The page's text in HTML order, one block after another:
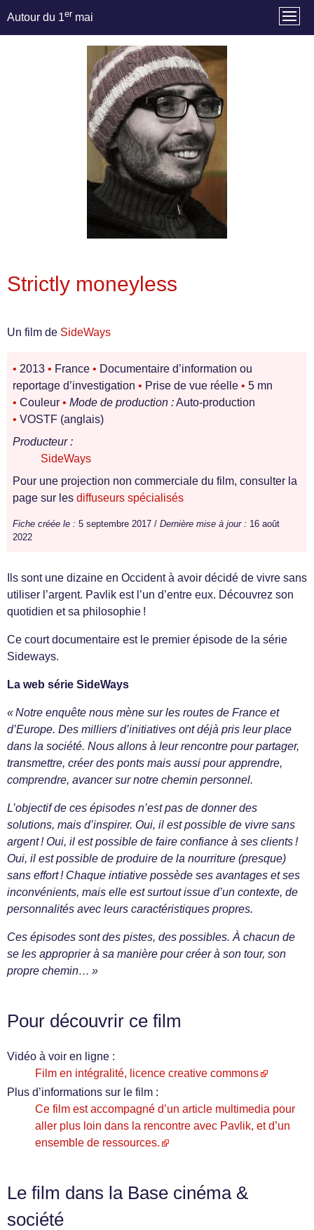
Autour du 1er mai
Strictly moneyless
Un film de SideWays
• 2013 • France • Documentaire d’information ou
reportage d’investigation • Prise de vue réelle • 5 mn
• Couleur • Mode de production :Auto-production
• VOSTF (anglais)
Producteur :
SideWays
Pour une projection non commerciale du film, consulter la
page sur les diffuseurs spécialisés
Fiche créée le : 5 septembre 2017 / Dernière mise à jour : 16 août
2022
Ils sont une dizaine en Occident à avoir décidé de vivre sans
utiliser l’argent. Pavlik est l’un d’entre eux. Découvrez son
quotidien et sa philosophie !
Ce court documentaire est le premier épisode de la série
Sideways.
La web série SideWays
« Notre enquête nous mène sur les routes de France et
d’Europe. Des milliers d’initiatives ont déjà pris leur place
dans la société. Nous allons à leur rencontre pour partager,
transmettre, créer des ponts mais aussi pour apprendre,
comprendre, avancer sur notre chemin personnel.
L’objectif de ces épisodes n’est pas de donner des
solutions, mais d’inspirer. Oui, il est possible de vivre sans
argent ! Oui, il est possible de faire confiance à ses clients !
Oui, il est possible de produire de la nourriture (presque)
sans effort ! Chaque intiative possède ses avantages et ses
inconvénients, mais elle est surtout issue d’un contexte, de
personnalités avec leurs caractéristiques propres.
Ces épisodes sont des pistes, des possibles. À chacun de
se les approprier à sa manière pour créer à son tour, son
propre chemin… »
Pour découvrir ce film
Vidéo à voir en ligne :
Film en intégralité, licence creative commons
Plus d’informations sur le film :
Ce film est accompagné d’un article multimedia pour
aller plus loin dans la rencontre avec Pavlik, et d’un
ensemble de ressources.
Le film dans la Base cinéma &
société